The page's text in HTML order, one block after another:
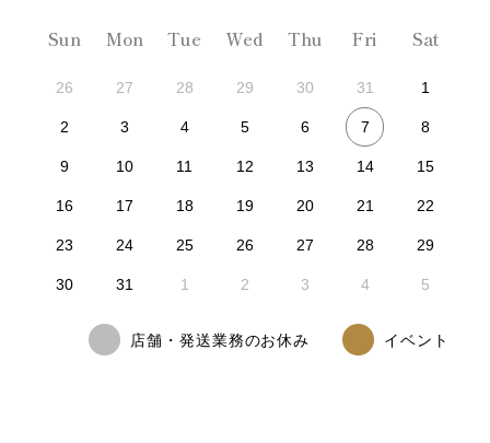
Sun Mon Tue Wed Thu Fri Sat
26 27 28 29 30 31 1
2 3 4 5 6 7 8
9 10 11 12 13 14 15
16 17 18 19 20 21 22
23 24 25 26 27 28 29
30 31 1 2 3 4 5
店舗・発送業務のお休み イベント